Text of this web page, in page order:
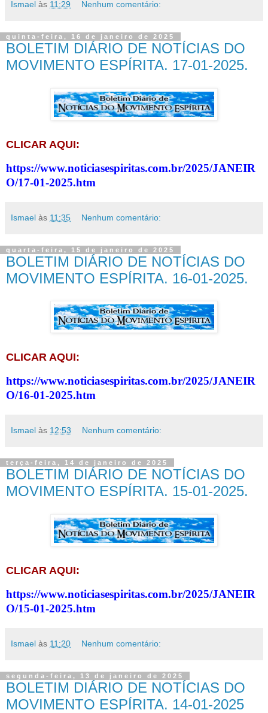
Ismael às 11:29 Nenhum comentário:
quinta-feira, 16 de janeiro de 2025
BOLETIM DIÁRIO DE NOTÍCIAS DO
MOVIMENTO ESPÍRITA. 17-01-2025.
CLICAR AQUI:
https://www.noticiasespiritas.com.br/2025/JANEIR
O/17-01-2025.htm
Ismael às 11:35 Nenhum comentário:
quarta-feira, 15 de janeiro de 2025
BOLETIM DIÁRIO DE NOTÍCIAS DO
MOVIMENTO ESPÍRITA. 16-01-2025.
CLICAR AQUI:
https://www.noticiasespiritas.com.br/2025/JANEIR
O/16-01-2025.htm
Ismael às 12:53 Nenhum comentário:
terça-feira, 14 de janeiro de 2025
BOLETIM DIÁRIO DE NOTÍCIAS DO
MOVIMENTO ESPÍRITA. 15-01-2025.
CLICAR AQUI:
https://www.noticiasespiritas.com.br/2025/JANEIR
O/15-01-2025.htm
Ismael às 11:20 Nenhum comentário:
segunda-feira, 13 de janeiro de 2025
BOLETIM DIÁRIO DE NOTÍCIAS DO
MOVIMENTO ESPÍRITA. 14-01-2025